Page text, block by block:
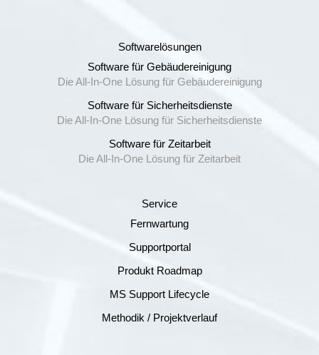
Softwarelösungen
Software für Gebäudereinigung
Die All-In-One Lösung für Gebäudereinigung
Software für Sicherheitsdienste
Die All-In-One Lösung für Sicherheitsdienste
Software für Zeitarbeit
Die All-In-One Lösung für Zeitarbeit
Service
Fernwartung
Supportportal
Produkt Roadmap
MS Support Lifecycle
Methodik / Projektverlauf